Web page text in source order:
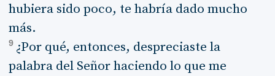
hubiera sido poco, te habría dado mucho
más.
9 ¿Por qué, entonces, despreciaste la
palabra del Señor haciendo lo que me